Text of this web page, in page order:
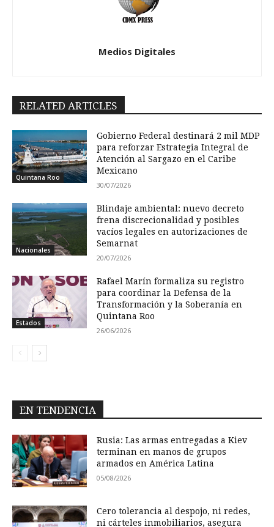
Medios Digitales
RELATED ARTICLES
Quintana Roo
Gobierno Federal destinará 2 mil MDP
para reforzar Estrategia Integral de
Atención al Sargazo en el Caribe
Mexicano
30/07/2026
Nacionales
Blindaje ambiental: nuevo decreto
frena discrecionalidad y posibles
vacíos legales en autorizaciones de
Semarnat
20/07/2026
Estados
Rafael Marín formaliza su registro
para coordinar la Defensa de la
Transformación y la Soberanía en
Quintana Roo
26/06/2026
EN TENDENCIA
Rusia: Las armas entregadas a Kiev
terminan en manos de grupos
armados en América Latina
05/08/2026
Cero tolerancia al despojo, ni redes,
ni cárteles inmobiliarios, asegura